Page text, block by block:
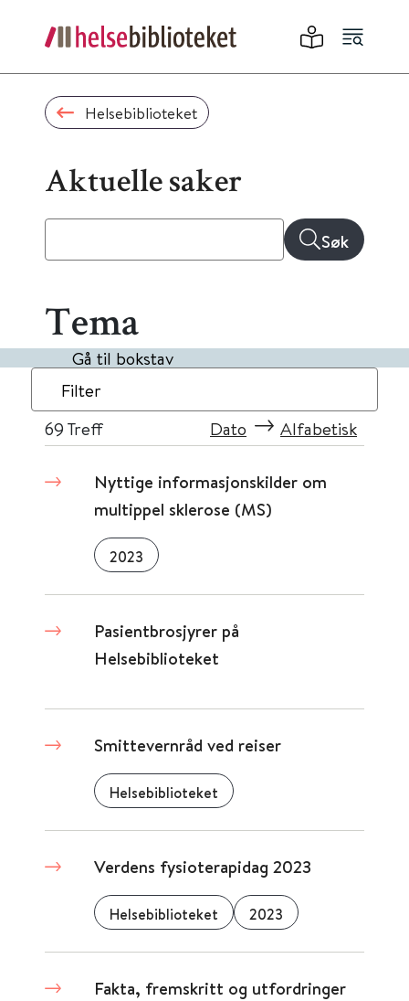
Helsebiblioteket
Aktuelle saker
Søk
Tema
Gå til bokstav
Filter
69 Treff Dato Alfabetisk
Nyttige informasjonskilder om
multippel sklerose (MS)
2023
Pasientbrosjyrer på
Helsebiblioteket
Smittevernråd ved reiser
Helsebiblioteket
Verdens fysioterapidag 2023
Helsebiblioteket 2023
Fakta, fremskritt og utfordringer